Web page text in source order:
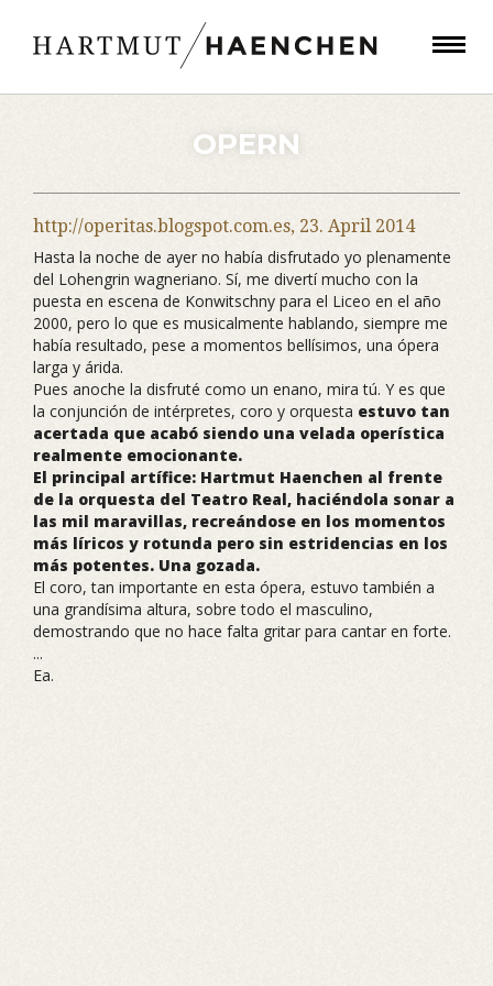
OPERN
http://operitas.blogspot.com.es, 23. April 2014
Hasta la noche de ayer no había disfrutado yo plenamente
del Lohengrin wagneriano. Sí, me divertí mucho con la
puesta en escena de Konwitschny para el Liceo en el año
2000, pero lo que es musicalmente hablando, siempre me
había resultado, pese a momentos bellísimos, una ópera
larga y árida.
Pues anoche la disfruté como un enano, mira tú. Y es que
la conjunción de intérpretes, coro y orquesta estuvo tan
acertada que acabó siendo una velada operística
realmente emocionante.
El principal artífice: Hartmut Haenchen al frente
de la orquesta del Teatro Real, haciéndola sonar a
las mil maravillas, recreándose en los momentos
más líricos y rotunda pero sin estridencias en los
más potentes. Una gozada.
El coro, tan importante en esta ópera, estuvo también a
una grandísima altura, sobre todo el masculino,
demostrando que no hace falta gritar para cantar en forte.
...
Ea.